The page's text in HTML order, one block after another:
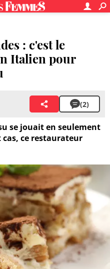
: c'est le
Italien pour
(2)
se jouait en seulement
cas, ce restaurateur